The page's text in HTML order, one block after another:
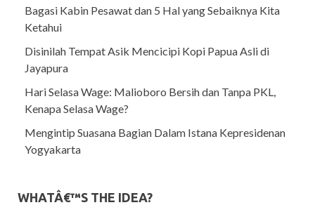
Bagasi Kabin Pesawat dan 5 Hal yang Sebaiknya Kita
Ketahui
Disinilah Tempat Asik Mencicipi Kopi Papua Asli di
Jayapura
Hari Selasa Wage: Malioboro Bersih dan Tanpa PKL,
Kenapa Selasa Wage?
Mengintip Suasana Bagian Dalam Istana Kepresidenan
Yogyakarta
WHATÂ€™S THE IDEA?